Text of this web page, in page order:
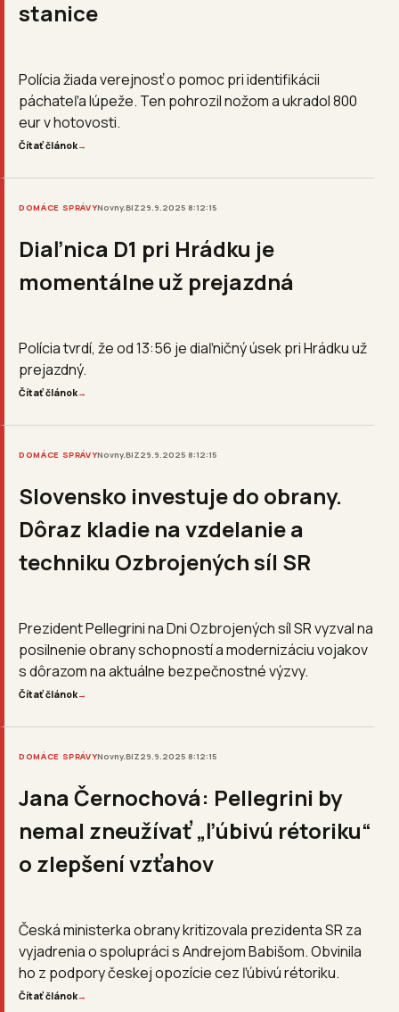
stanice
Polícia žiada verejnosť o pomoc pri identifikácii
páchateľa lúpeže. Ten pohrozil nožom a ukradol 800
eur v hotovosti.
Čítať článok→
DOMÁCE SPRÁVYNovny.BIZ29.9.2025 8:12:15
Diaľnica D1 pri Hrádku je
momentálne už prejazdná
Polícia tvrdí, že od 13:56 je diaľničný úsek pri Hrádku už
prejazdný.
Čítať článok→
DOMÁCE SPRÁVYNovny.BIZ29.9.2025 8:12:15
Slovensko investuje do obrany.
Dôraz kladie na vzdelanie a
techniku Ozbrojených síl SR
Prezident Pellegrini na Dni Ozbrojených síl SR vyzval na
posilnenie obrany schopností a modernizáciu vojakov
s dôrazom na aktuálne bezpečnostné výzvy.
Čítať článok→
DOMÁCE SPRÁVYNovny.BIZ29.9.2025 8:12:15
Jana Černochová: Pellegrini by
nemal zneužívať „ľúbivú rétoriku“
o zlepšení vzťahov
Česká ministerka obrany kritizovala prezidenta SR za
vyjadrenia o spolupráci s Andrejom Babišom. Obvinila
ho z podpory českej opozície cez ľúbivú rétoriku.
Čítať článok→